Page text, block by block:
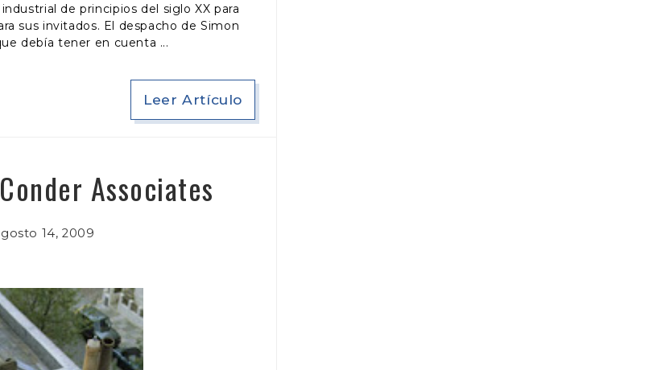
de principios del siglo XX para
sus invitados. El despacho de Simon
debía tener en cuenta
Leer Artículo
Associates
14, 2009